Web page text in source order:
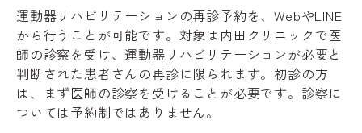
運動器リハビリテーションの再診予約を、WebやLINE
から行うことが可能です。対象は内田クリニックで医
師の診察を受け、運動器リハビリテーションが必要と
判断された患者さんの再診に限られます。初診の方
は、まず医師の診察を受けることが必要です。診察に
ついては予約制ではありません。